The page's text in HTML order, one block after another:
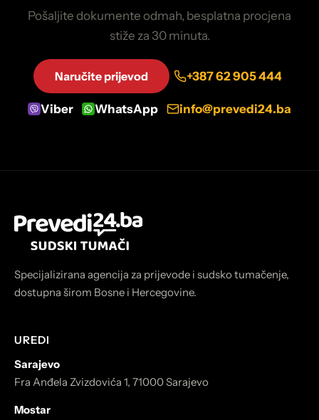
Pošaljite dokumente odmah, besplatna procjena
stiže za 30 minuta.
Naručite prijevod +387 62 905 444
Viber WhatsApp info@prevedi24.ba
Specijalizirana agencija za prijevode i sudsko tumačenje,
dostupna širom Bosne i Hercegovine.
UREDI
Sarajevo
Fra Anđela Zvizdovića 1, 71000 Sarajevo
Mostar